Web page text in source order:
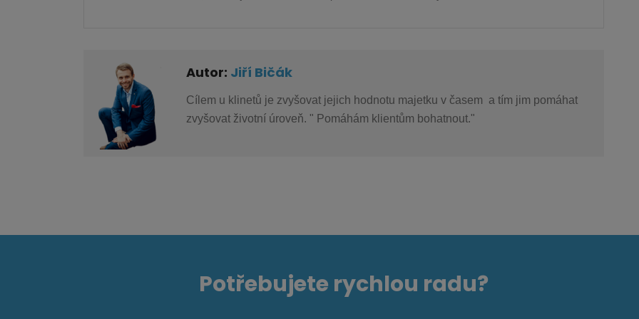
Autor: Jiří Bičák
Cílem u klinetů je zvyšovat jejich hodnotu majetku v časem a tím jim pomáhat
zvyšovat životní úroveň. " Pomáhám klientům bohatnout."
Potřebujete rychlou radu?